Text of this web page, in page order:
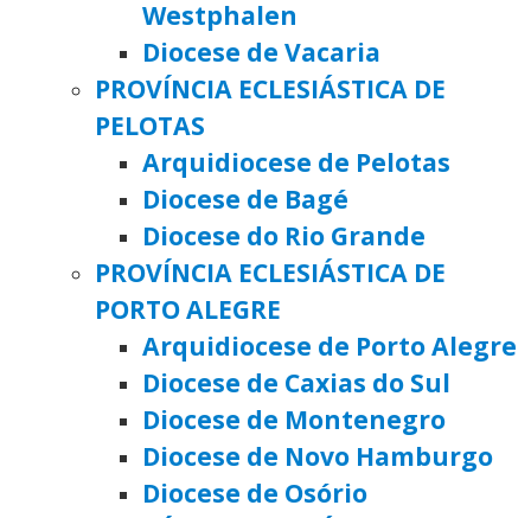
Westphalen
Diocese de Vacaria
PROVÍNCIA ECLESIÁSTICA DE
PELOTAS
Arquidiocese de Pelotas
Diocese de Bagé
Diocese do Rio Grande
PROVÍNCIA ECLESIÁSTICA DE
PORTO ALEGRE
Arquidiocese de Porto Alegre
Diocese de Caxias do Sul
Diocese de Montenegro
Diocese de Novo Hamburgo
Diocese de Osório